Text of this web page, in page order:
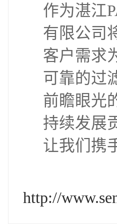
作为湛江
有限公司
客户需求
可靠的过
前瞻眼光
持续发展
让我们携
http://